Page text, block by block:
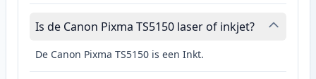
Is de Canon Pixma TS5150 laser of inkjet?
De Canon Pixma TS5150 is een Inkt.